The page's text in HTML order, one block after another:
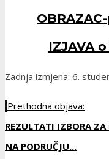
IZJAVA
Zadnja izmjena: 6.
Prethodna objava:
REZULTATI IZBORA ZA
NA PODRUČJU...